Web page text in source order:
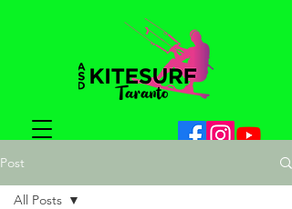
Post
All Posts